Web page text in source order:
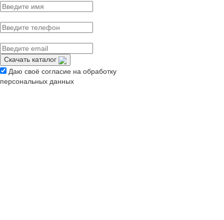
Скачать каталог
Даю своё согласие на обработку
персональных данных